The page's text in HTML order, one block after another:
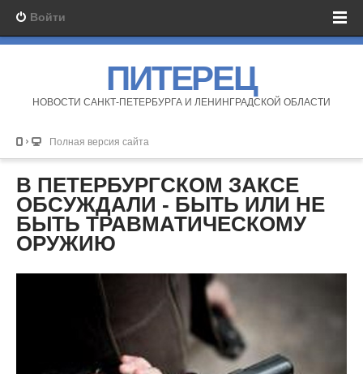
Войти
ПИТЕРЕЦ
НОВОСТИ САНКТ-ПЕТЕРБУРГА И ЛЕНИНГРАДСКОЙ ОБЛАСТИ
Полная версия сайта
В ПЕТЕРБУРГСКОМ ЗАКСЕ
ОБСУЖДАЛИ - БЫТЬ ИЛИ НЕ
БЫТЬ ТРАВМАТИЧЕСКОМУ
ОРУЖИЮ